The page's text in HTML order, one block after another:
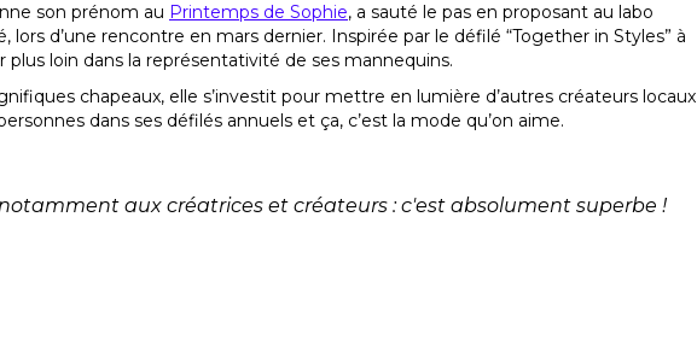
son prénom au Printemps de Sophie, a sauté le pas en proposant au labo
lors d’une rencontre en mars dernier. Inspirée par le défilé “Together in Styles” à
plus loin dans la représentativité de ses mannequins.
chapeaux, elle s’investit pour mettre en lumière d’autres créateurs locaux
dans ses défilés annuels et ça, c’est la mode qu’on aime.
aux créatrices et créateurs : c'est absolument superbe !